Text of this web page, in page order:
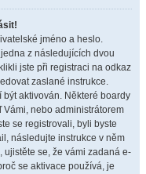
jméno a heslo.
z následujících dvou
jste při registraci na odkaz
zaslané instrukce.
být aktivován. Některé boardy
nebo administrátorem
se registrovali, byli byste
následujte instrukce v něm
se, že vámi zadaná e-
se aktivace používá, je